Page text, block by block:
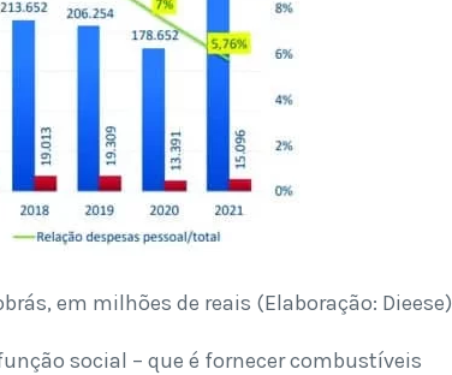
em milhões de reais (Elaboração: Dieese)
social – que é fornecer combustíveis